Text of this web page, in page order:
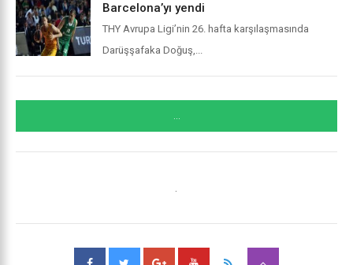
Barcelona’yı yendi
THY Avrupa Ligi’nin 26. hafta karşılaşmasında
Darüşşafaka Doğuş,...
...